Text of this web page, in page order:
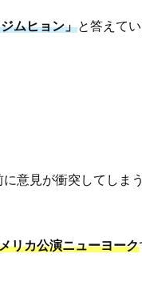
ムヒョン」と答えて
意見が衝突してしま
リカ公演ニューヨーク